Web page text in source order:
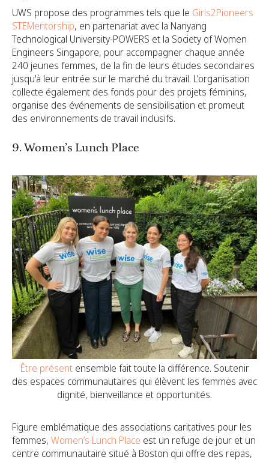
UWS propose des programmes tels que le Girls2Pioneers
STEMentorship, en partenariat avec la Nanyang
Technological University-POWERS et la Society of Women
Engineers Singapore, pour accompagner chaque année
240 jeunes femmes, de la fin de leurs études secondaires
jusqu'à leur entrée sur le marché du travail. L'organisation
collecte également des fonds pour des projets féminins,
organise des événements de sensibilisation et promeut
des environnements de travail inclusifs.
9. Women’s Lunch Place
Être présentensemble fait toute la différence. Soutenir
des espaces communautaires qui élèvent les femmes avec
dignité, bienveillance et opportunités.
Figure emblématique des associations caritatives pour les
femmes, Women’s Lunch Place est un refuge de jour et un
centre communautaire situé à Boston qui offre des repas,